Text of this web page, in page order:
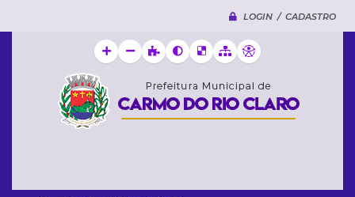
LOGIN / CADASTRO